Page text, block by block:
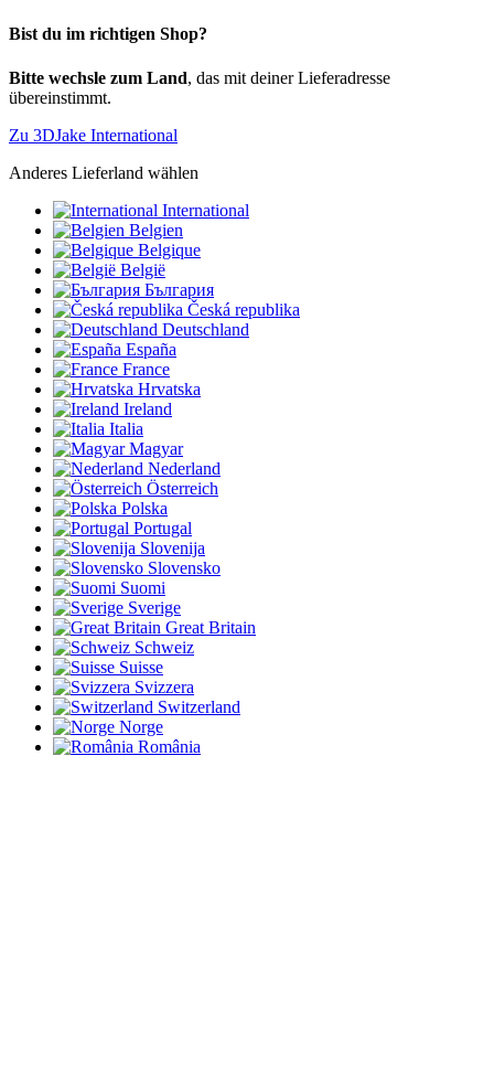
Bist du im richtigen Shop?
Bitte wechsle zum Land, das mit deiner Lieferadresse
übereinstimmt.
Zu 3DJake International
Anderes Lieferland wählen
International
Belgien
Belgique
België
България
Česká republika
Deutschland
España
France
Hrvatska
Ireland
Italia
Magyar
Nederland
Österreich
Polska
Portugal
Slovenija
Slovensko
Suomi
Sverige
Great Britain
Schweiz
Suisse
Svizzera
Switzerland
Norge
România